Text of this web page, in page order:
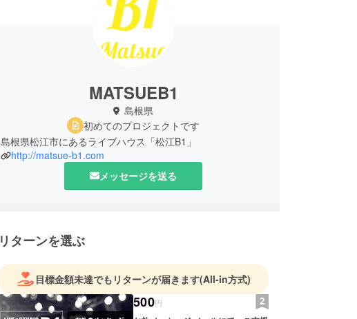
MATSUEB1
島根県
初めてのプロジェクトです
http://matsue-b1.com
メッセージを送る
リターンを選ぶ
目標金額未達でもリターンが届きます(All-in方式)
500円